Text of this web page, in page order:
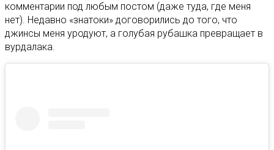
комментарии под любым постом (даже туда, где меня
нет). Недавно «знатоки» договорились до того, что
джинсы меня уродуют, а голубая рубашка превращает в
вурдалака.